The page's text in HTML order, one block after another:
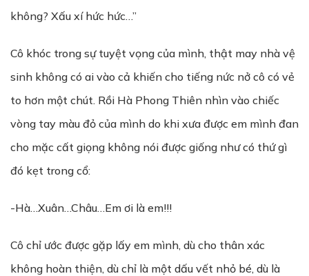
không? Xấu xí hức hức…”
Cô khóc trong sự tuyệt vọng của mình, thật may nhà vệ
sinh không có ai vào cả khiến cho tiếng nức nở cô có vẻ
to hơn một chút. Rồi Hà Phong Thiên nhìn vào chiếc
vòng tay màu đỏ của mình do khi xưa được em mình đan
cho mặc cất giọng không nói được giống như có thứ gì
đó kẹt trong cổ:
-Hà…Xuân…Châu…Em ơi là em!!!
Cô chỉ ước được gặp lấy em mình, dù cho thân xác
không hoàn thiện, dù chỉ là một dấu vết nhỏ bé, dù là